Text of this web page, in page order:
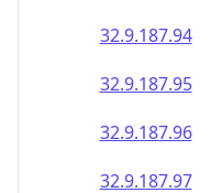
32.9.187.94
32.9.187.95
32.9.187.96
32.9.187.97